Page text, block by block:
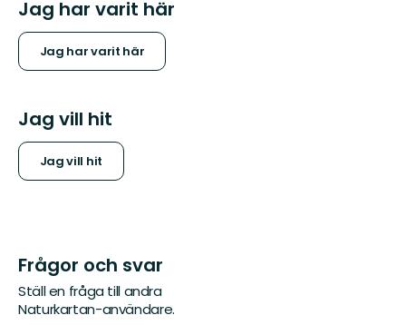
Jag har varit här
Jag har varit här
Jag vill hit
Jag vill hit
Frågor och svar
Ställ en fråga till andra
Naturkartan-användare.